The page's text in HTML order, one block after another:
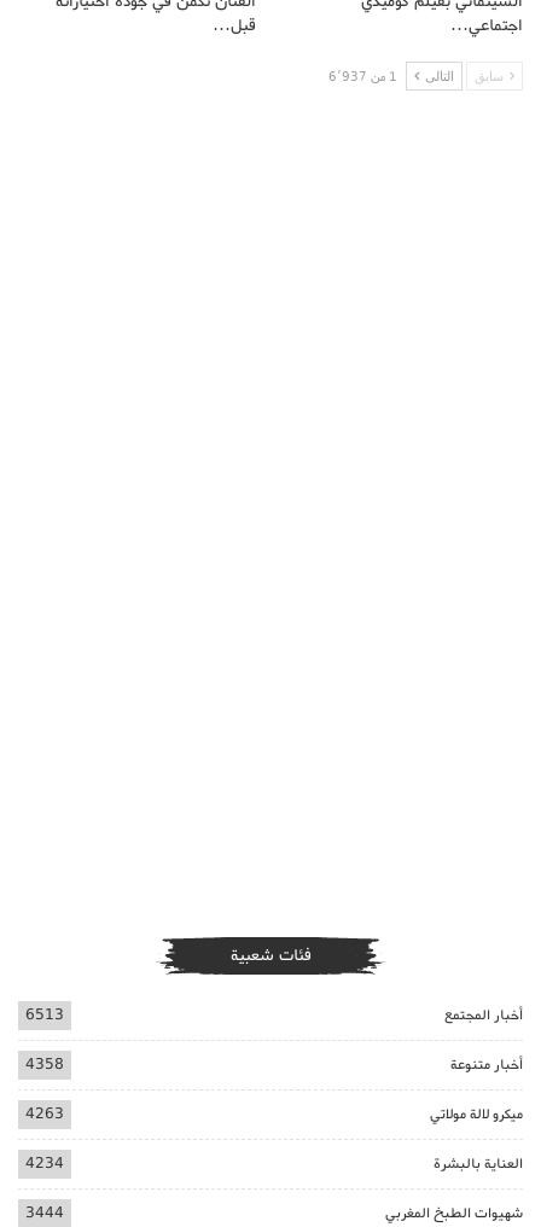
اجتماعي…
قبل…
سابق التالى 1 من 6٬937
فئات شعبية
أخبار المجتمع 6513
أخبار متنوعة 4358
ميكرو لالة مولاتي 4263
العناية بالبشرة 4234
شهيوات الطبخ المغربي 3444